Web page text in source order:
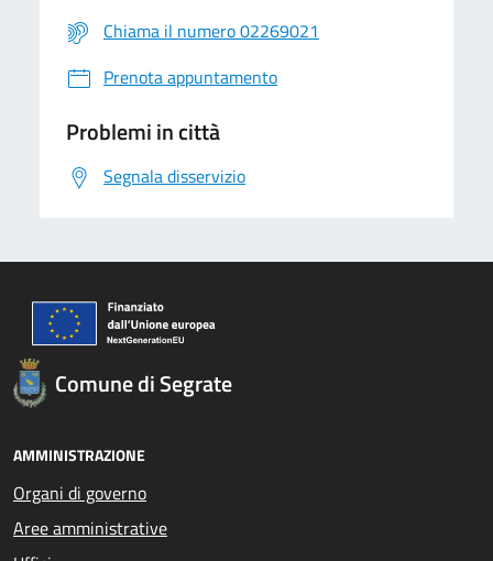
Chiama il numero 02269021
Prenota appuntamento
Problemi in città
Segnala disservizio
Comune di Segrate
AMMINISTRAZIONE
Organi di governo
Aree amministrative